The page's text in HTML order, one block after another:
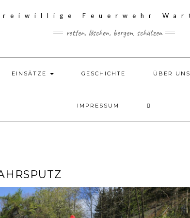
retten, löschen, bergen, schützen
EINSÄTZE GESCHICHTE ÜBER UNS
IMPRESSUM